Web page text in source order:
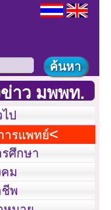
าว มพพท.
ป
ารแพทย์
รศึกษา
ม
ชีพ